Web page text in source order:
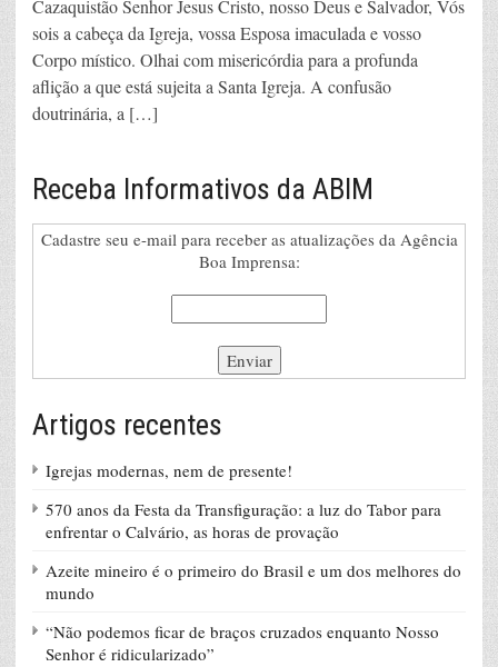
Cazaquistão Senhor Jesus Cristo, nosso Deus e Salvador, Vós
sois a cabeça da Igreja, vossa Esposa imaculada e vosso
Corpo místico. Olhai com misericórdia para a profunda
aflição a que está sujeita a Santa Igreja. A confusão
doutrinária, a […]
Receba Informativos da ABIM
Cadastre seu e-mail para receber as atualizações da Agência
Boa Imprensa:
Artigos recentes
Igrejas modernas, nem de presente!
570 anos da Festa da Transfiguração: a luz do Tabor para
enfrentar o Calvário, as horas de provação
Azeite mineiro é o primeiro do Brasil e um dos melhores do
mundo
“Não podemos ficar de braços cruzados enquanto Nosso
Senhor é ridicularizado”